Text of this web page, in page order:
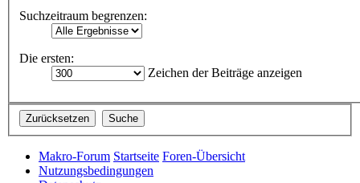
Suchzeitraum begrenzen:
Die ersten:
Zeichen der Beiträge anzeigen
Makro-Forum Startseite Foren-Übersicht
Nutzungsbedingungen